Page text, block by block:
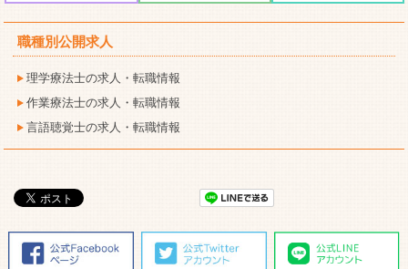
職種別公開求人
理学療法士の求人・転職情報
作業療法士の求人・転職情報
言語聴覚士の求人・転職情報